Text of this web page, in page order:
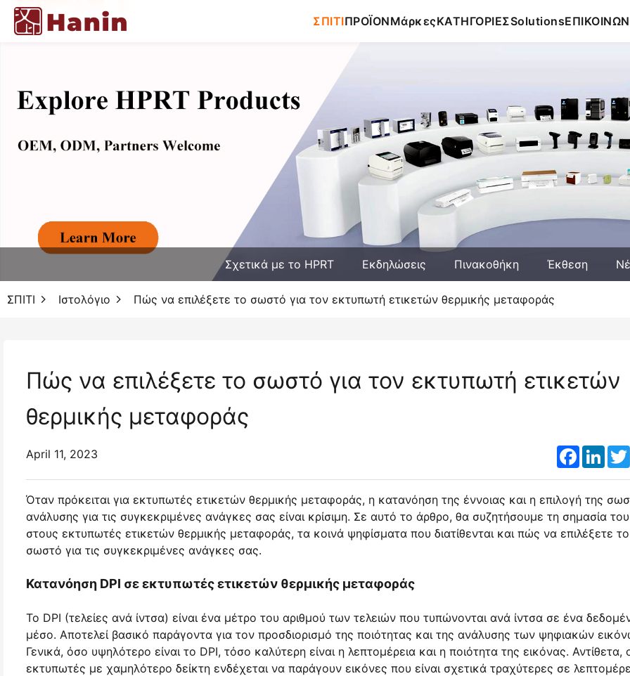
ΣΠΙΤΙΠΡΟΪΟΝΜάρκεςΚΑΤΗΓΟΡΙΕΣSolutions
Σχετικά με το HPRT Εκδηλώσεις Πινακοθήκη Έκθεση
ΣΠΙΤΙ Ιστολόγιο Πώς να επιλέξετε το σωστό για τον εκτυπωτή ετικετών θερμικής μεταφοράς
Πώς να επιλέξετε το σωστό για τον εκτυπωτή ετικετών
θερμικής μεταφοράς
April 11, 2023 Facebook
Όταν πρόκειται για εκτυπωτές ετικετών θερμικής μεταφοράς, η κατανόηση της έννοιας και η επιλογή της
ανάλυσης για τις συγκεκριμένες ανάγκες σας είναι κρίσιμη. Σε αυτό το άρθρο, θα συζητήσουμε τη σημασία του
στους εκτυπωτές ετικετών θερμικής μεταφοράς, τα κοινά ψηφίσματα που διατίθενται και πώς να επιλέξετε το
σωστό για τις συγκεκριμένες ανάγκες σας.
Κατανόηση DPI σε εκτυπωτές ετικετών θερμικής μεταφοράς
Το DPI (τελείες ανά ίντσα) είναι ένα μέτρο του αριθμού των τελειών που τυπώνονται ανά ίντσα σε ένα
μέσο. Αποτελεί βασικό παράγοντα για τον προσδιορισμό της ποιότητας και της ανάλυσης των ψηφιακών
Γενικά, όσο υψηλότερο είναι το DPI, τόσο καλύτερη είναι η λεπτομέρεια και η ποιότητα της εικόνας. Αντίθετα,
εκτυπωτές με χαμηλότερο δείκτη ενδέχεται να παράγουν εικόνες που είναι σχετικά τραχύτερες σε